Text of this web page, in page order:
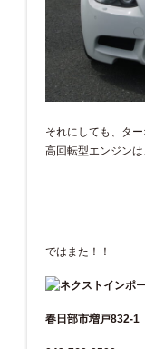
それにしても、タ
高回転型エンジン
ではまた！！
春日部市増戸832-1